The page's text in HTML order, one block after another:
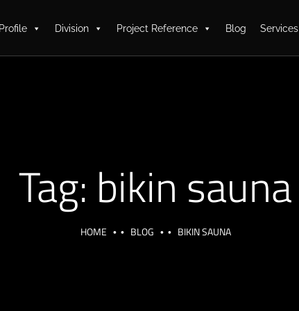
Division Project Reference Blog Services
Tag: bikin sauna
HOME BLOG BIKIN SAUNA